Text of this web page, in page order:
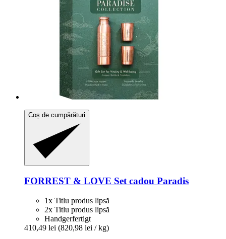
Coș de cumpărături
FORREST & LOVE Set cadou Paradis
1x Titlu produs lipsă
2x Titlu produs lipsă
Handgerfertigt
410,49 lei (820,98 lei / kg)